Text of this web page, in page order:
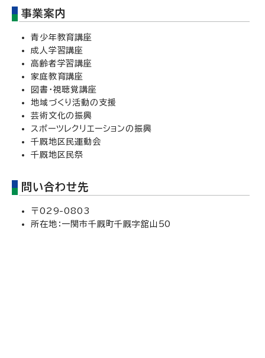
事業案内
青少年教育講座
成人学習講座
高齢者学習講座
家庭教育講座
図書・視聴覚講座
地域づくり活動の支援
芸術文化の振興
スポーツレクリエーションの振興
千厩地区民運動会
千厩地区民祭
問い合わせ先
〒029-0803
所在地：一関市千厩町千厩字舘山50